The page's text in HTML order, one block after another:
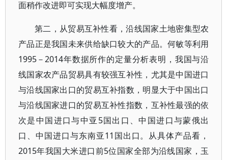
面稍作改进即可实现大幅度增产。
第二，从贸易互补性看，沿线国家土地密集型农
产品正是我国未来供给缺口较大的产品。何敏等利用
1995－2014年数据所作的定量分析表明，我国与沿
线国家农产品贸易具有较强互补性，尤其是中国进口
与沿线国家出口的贸易互补指数，明显大于中国出口
与沿线国家进口的贸易互补性指数，互补性最强的依
次是中国进口与中亚5国出口、中国进口与蒙俄出
口、中国进口与东南亚11国出口。从具体产品看，
2015年我国大米进口前5位国家全部为沿线国家，玉